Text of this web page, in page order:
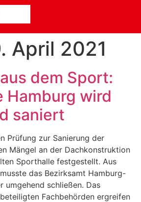
April 2021
dem Sport:
Hamburg wird
saniert
Prüfung zur Sanierung der
Mängel an der Dachkonstruktion
Sporthalle festgestellt. Aus
das Bezirksamt Hamburg-
umgehend schließen. Das
Fachbehörden ergreifen